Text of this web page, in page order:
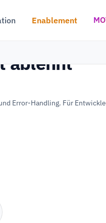
Enablement
ablehnt
Error-Handling. Für